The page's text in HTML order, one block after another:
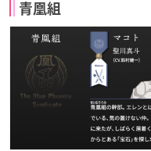
青凰組